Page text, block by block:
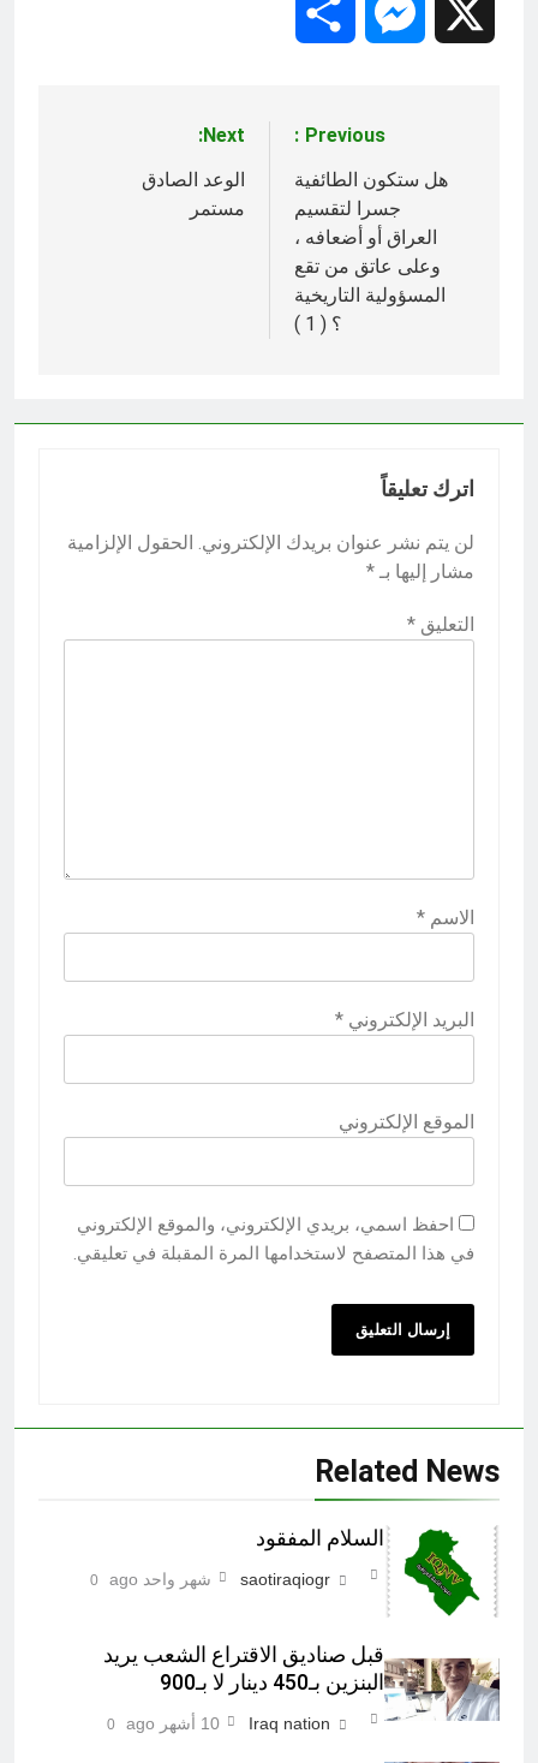
Messenger
المقالات
Previous:
هل ستكون الطائفية
جسرا لتقسيم
العراق أو أضعافه ،
وعلى عاتق من تقع
المسؤولية التاريخية
؟ ( 1 )
Next:
الوعد الصادق
مستمر
اترك تعليقاً
لن يتم نشر عنوان بريدك الإلكتروني. الحقول الإلزامية
مشار إليها بـ *
التعليق *
الاسم *
البريد الإلكتروني *
الموقع الإلكتروني
احفظ اسمي، بريدي الإلكتروني، والموقع الإلكتروني
في هذا المتصفح لاستخدامها المرة المقبلة في تعليقي.
Related News
السلام المفقود
saotiraqiogr شهر واحد ago 0
قبل صناديق الاقتراع الشعب يريد
البنزين بـ450 دينار لا بـ900
Iraq nation 10 أشهر ago 0